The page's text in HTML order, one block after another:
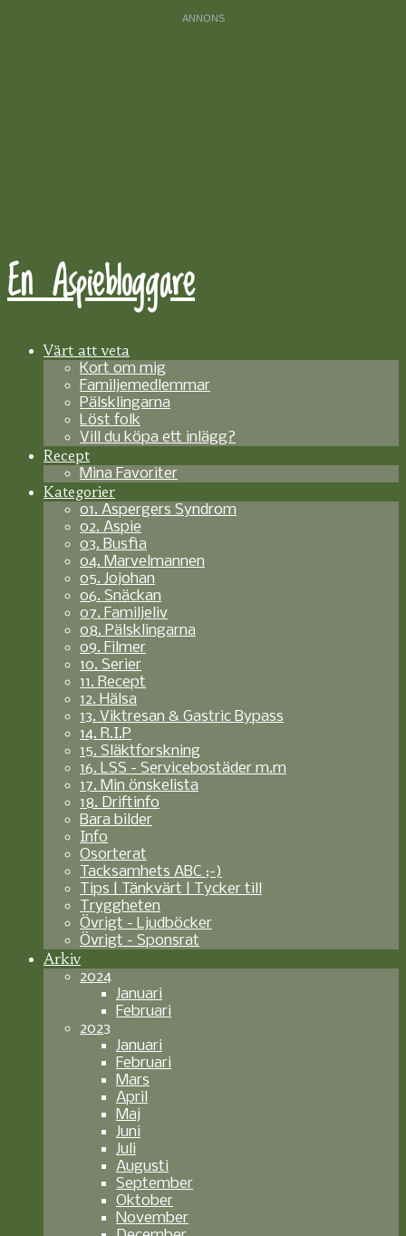
En Aspiebloggare
Värt att veta
Kort om mig
Familjemedlemmar
Pälsklingarna
Löst folk
Vill du köpa ett inlägg?
Recept
Mina Favoriter
Kategorier
01. Aspergers Syndrom
02. Aspie
03. Busfia
04. Marvelmannen
05. Jojohan
06. Snäckan
07. Familjeliv
08. Pälsklingarna
09. Filmer
10. Serier
11. Recept
12. Hälsa
13. Viktresan & Gastric Bypass
14. R.I.P
15. Släktforskning
16. LSS - Servicebostäder m.m
17. Min önskelista
18. Driftinfo
Bara bilder
Info
Osorterat
Tacksamhets ABC ;-)
Tips | Tänkvärt | Tycker till
Tryggheten
Övrigt - Ljudböcker
Övrigt - Sponsrat
Arkiv
2024
Januari
Februari
2023
Januari
Februari
Mars
April
Maj
Juni
Juli
Augusti
September
Oktober
November